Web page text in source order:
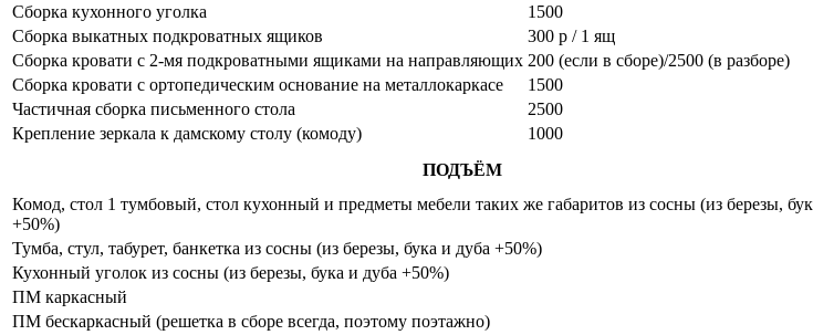
Сборка кухонного уголка
1500
Сборка выкатных подкроватных ящиков
300 р / 1 ящ
Сборка кровати с 2-мя подкроватными ящиками на направляющих 200 (если в сборе)/2500 (в разборе)
Сборка кровати с ортопедическим основание на металлокаркасе
1500
Частичная сборка письменного стола
2500
Крепление зеркала к дамскому столу (комоду)
1000
ПОДЪЁМ
Комод, стол 1 тумбовый, стол кухонный и предметы мебели таких же габаритов из сосны (из березы,
+50%)
Тумба, стул, табурет, банкетка из сосны (из березы, бука и дуба +50%)
Кухонный уголок из сосны (из березы, бука и дуба +50%)
ПМ каркасный
ПМ бескаркасный (решетка в сборе всегда, поэтому поэтажно)